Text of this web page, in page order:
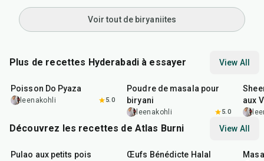
Voir tout de biryaniites
Plus de recettes Hyderabadi à essayer View All
Poisson Do Pyaza
leenakohli 5.0
Poudre de masala pour
biryani
leenakohli 5.0
aux
Découvrez les recettes de Atlas Burni View All
Pulao aux petits pois
Œufs Bénédicte Halal